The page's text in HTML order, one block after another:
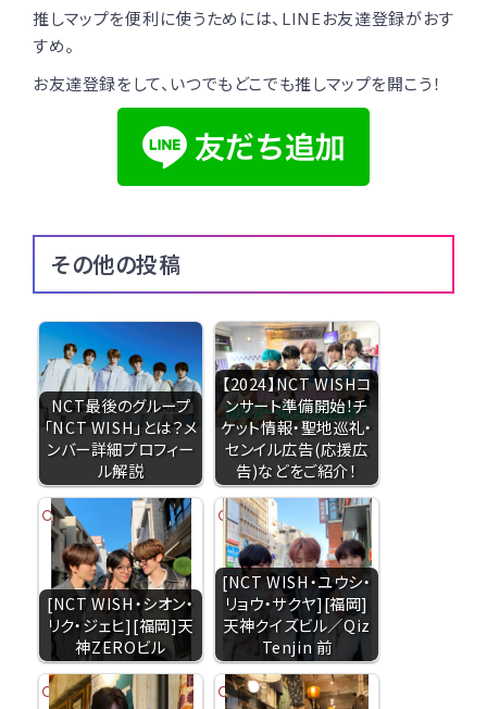
推しマップを便利に使うためには、LINEお友達登録がおす
すめ。
お友達登録をして、いつでもどこでも推しマップを開こう！
その他の投稿
NCT最後のグループ
「NCT WISH」とは？メ
ンバー詳細プロフィー
ル解説
【2024】NCT WISHコ
ンサート準備開始！チ
ケット情報・聖地巡礼・
センイル広告(応援広
告)などをご紹介！
[NCT WISH・シオン・
リク・ジェヒ][福岡]天
神ZEROビル
[NCT WISH・ユウシ・
リョウ・サクヤ][福岡]
天神クイズビル／Qiz
Tenjin 前